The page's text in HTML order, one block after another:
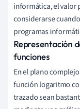
informática, el valor
considerarse
programas
Representación
funciones
En el plano
función logaritmo
trazado sean